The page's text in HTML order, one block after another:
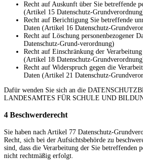
Recht auf Auskunft über Sie betreffende
(Artikel 15 Datenschutz-
Recht auf Berichtigung Sie betreffende
Daten (Artikel 16 Datenschutz-
Recht auf Löschung personenbezogener
Datenschutz-Grund-verordnung)
Recht auf Einschränkung der
(Artikel 18 Datenschutz-
Recht auf Widerspruch gegen die
Daten (Artikel 21 Datenschutz-
Dafür wenden Sie sich an die
LANDESAMTES FÜR SCHULE UND
4 Beschwerderecht
Sie haben nach Artikel 77 Datenschutz-
Recht, sich bei der Aufsichtsbehörde zu
sind, dass die Verarbeitung der Sie betreffenden
nicht rechtmäßig erfolgt.